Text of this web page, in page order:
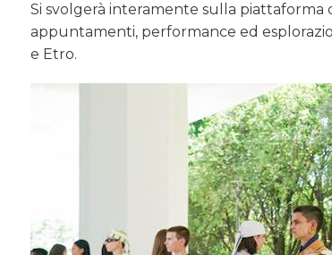
Si svolgerà interamente sulla piattaforma
appuntamenti, performance ed
e Etro.